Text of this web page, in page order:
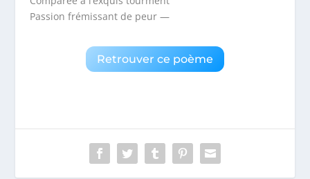
Passion frémissant de peur —
Retrouver ce poème